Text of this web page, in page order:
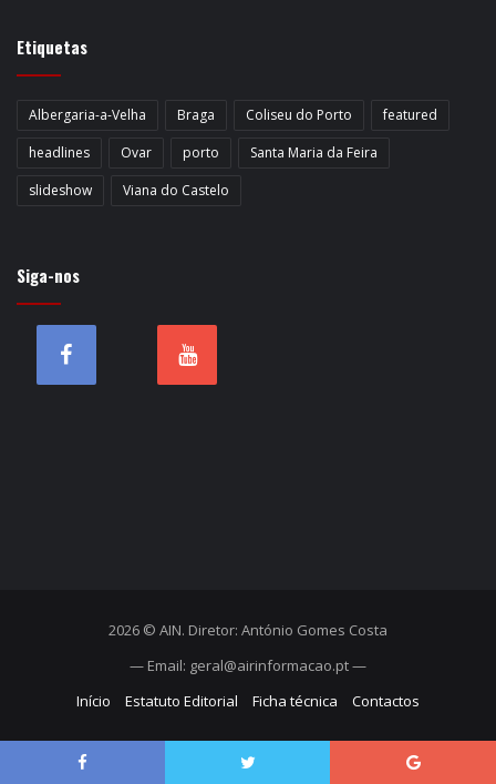
Etiquetas
Albergaria-a-Velha Braga Coliseu do Porto
featured
headlines
Ovar porto
Santa Maria da Feira
slideshow
Viana do Castelo
Siga-nos
2026 © AIN. Diretor: António Gomes Costa
— Email: geral@airinformacao.pt —
Início
Estatuto Editorial Ficha técnica Contactos